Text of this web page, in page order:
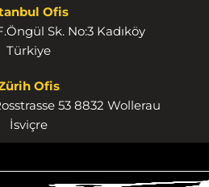
Ofis
Sk. No:3 Kadıköy
Türkiye
Ofis
53 8832 Wollerau
İsviçre